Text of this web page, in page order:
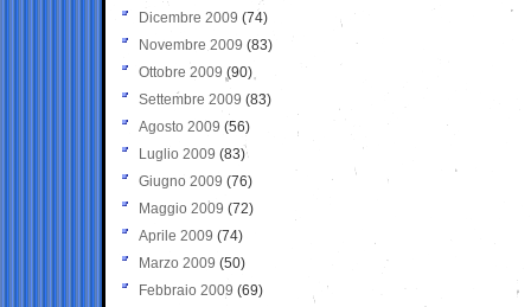
Dicembre 2009 (74)
Novembre 2009 (83)
Ottobre 2009 (90)
Settembre 2009 (83)
Agosto 2009 (56)
Luglio 2009 (83)
Giugno 2009 (76)
Maggio 2009 (72)
Aprile 2009 (74)
Marzo 2009 (50)
Febbraio 2009 (69)